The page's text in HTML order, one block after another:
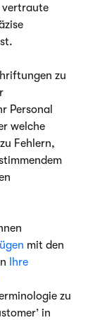
vertraute
zu
Personal
welche
Fehlern,
mit den
Ihre
zu
in